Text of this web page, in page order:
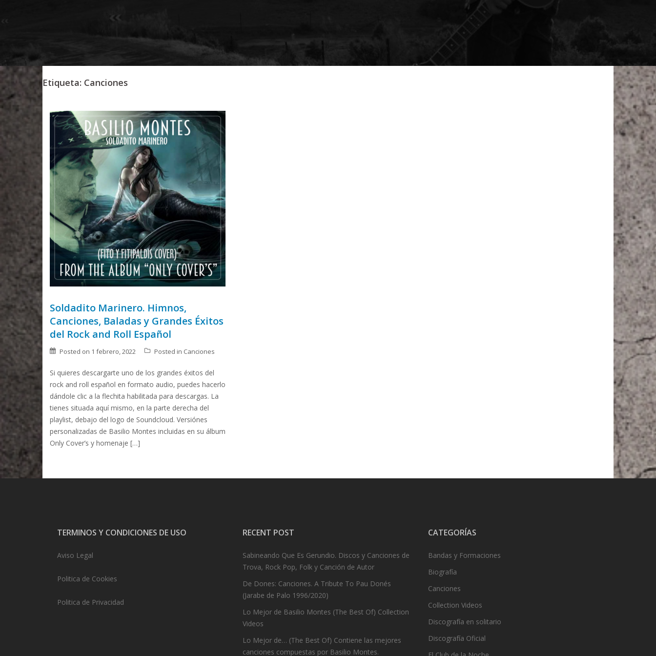
Etiqueta: Canciones
Soldadito Marinero. Himnos,
Canciones, Baladas y Grandes Éxitos
del Rock and Roll Español
Posted on 1 febrero, 2022 Posted in Canciones
Si quieres descargarte uno de los grandes éxitos del
rock and roll español en formato audio, puedes hacerlo
dándole clic a la flechita habilitada para descargas. La
tienes situada aquí mismo, en la parte derecha del
playlist, debajo del logo de Soundcloud. Versiónes
personalizadas de Basilio Montes incluidas en su álbum
Only Cover’s y homenaje […]
TERMINOS Y CONDICIONES DE USO
Aviso Legal
Politica de Cookies
Politica de Privacidad
RECENT POST
Sabineando Que Es Gerundio. Discos y Canciones de
Trova, Rock Pop, Folk y Canción de Autor
De Dones: Canciones. A Tribute To Pau Donés
(Jarabe de Palo 1996/2020)
Lo Mejor de Basilio Montes (The Best Of) Collection
Videos
Lo Mejor de… (The Best Of) Contiene las mejores
canciones compuestas por Basilio Montes.
CATEGORÍAS
Bandas y Formaciones
Biografía
Canciones
Collection Videos
Discografía en solitario
Discografía Oficial